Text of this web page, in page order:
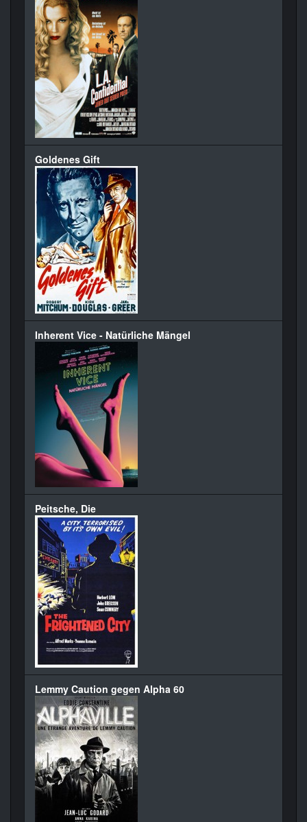
Goldenes Gift
Inherent Vice - Natürliche Mängel
Peitsche, Die
Lemmy Caution gegen Alpha 60